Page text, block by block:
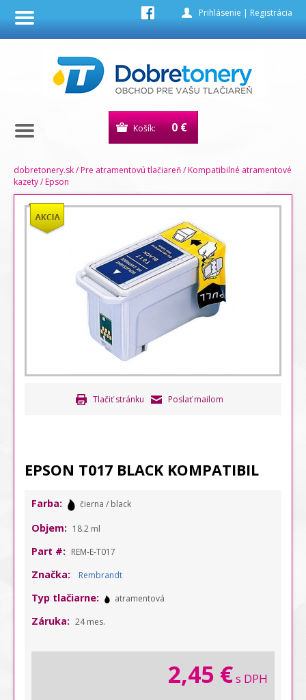
Prihlásenie | Registrácia
Košík: 0 €
dobretonery.sk/Pre atramentovú tlačiareň/Kompatibilné atramentové
kazety/Epson
Tlačiť stránku Poslať mailom
EPSON T017 BLACK KOMPATIBIL
Farba: čierna / black
Objem: 18.2 ml
Part #: REM-E-T017
Značka: Rembrandt
Typ tlačiarne: atramentová
Záruka: 24 mes.
2,45 €s DPH